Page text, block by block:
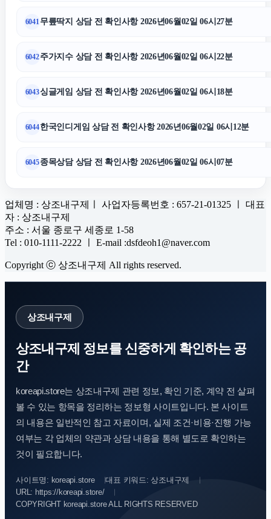
6041 무릎딱지 상담 전 확인사항 2026년06월02일 06시27분
6042주가지수 상담 전 확인사항 2026년06월02일 06시22분
6043싱글게임 상담 전 확인사항 2026년06월02일 06시18분
6044한국인디게임 상담 전 확인사항 2026년06월02일 06시12분
6045종목상담 상담 전 확인사항 2026년06월02일 06시07분
업체명 : 상조내구제ㅣ 사업자등록번호 : 657-21-01325 ㅣ 대표
자 : 상조내구제
주소 : 서울 종로구 세종로 1-58
Tel : 010-1111-2222 ㅣ E-mail :dsfdeoh1@naver.com
Copyright ⓒ 상조내구제 All rights reserved.
상조내구제
상조내구제 정보를 신중하게 확인하는 공
간
koreapi.store는 상조내구제 관련 정보, 확인 기준, 계약 전 살펴
볼 수 있는 항목을 정리하는 정보형 사이트입니다. 본 사이트
의 내용은 일반적인 참고 자료이며, 실제 조건·비용·진행 가능
여부는 각 업체의 약관과 상담 내용을 통해 별도로 확인하는
것이 필요합니다.
사이트명: koreapi.store
대표 키워드: 상조내구제
URL: https://koreapi.store/
COPYRIGHT koreapi.store ALL RIGHTS RESERVED